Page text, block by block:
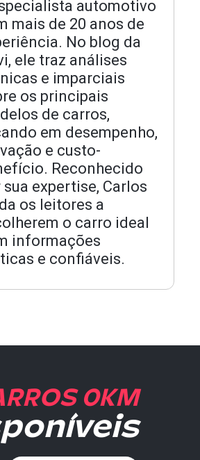
automotivo
mais de 20 anos de
No blog da
ele traz análises
e imparciais
os principais
de carros,
em desempenho,
e custo-
Reconhecido
sua expertise, Carlos
os leitores a
o carro ideal
informações
e confiáveis.
0KM